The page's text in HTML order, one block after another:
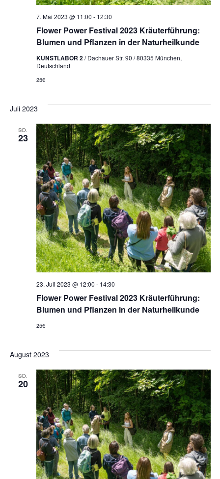
Flower Power Festival 2023 Kräuterführung:
Blumen und Pflanzen in der Naturheilkunde
7. Mai 2023 @ 11:00 - 12:30
KUNSTLABOR 2/ Dachauer Str. 90 / 80335 München,
Deutschland
25€
Juli 2023
SO.
23
Flower Power Festival 2023 Kräuterführung:
Blumen und Pflanzen in der Naturheilkunde
23. Juli 2023 @ 12:00 - 14:30
25€
August 2023
SO.
20